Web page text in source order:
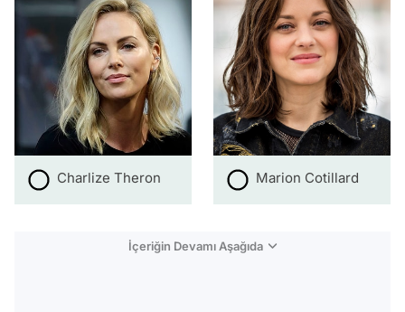
Charlize Theron Marion Cotillard
İçeriğin Devamı Aşağıda